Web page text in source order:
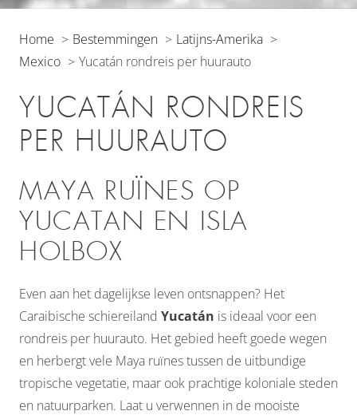
Home Bestemmingen
Latijns-Amerika
Mexico
Yucatán rondreis per huurauto
YUCATÁN RONDREIS
PER HUURAUTO
MAYA RUÏNES OP
YUCATAN EN ISLA
HOLBOX
Even aan het dagelijkse leven ontsnappen? Het
Caraibische schiereiland Yucatán is ideaal voor een
rondreis per huurauto. Het gebied heeft goede wegen
en herbergt vele Maya ruïnes tussen de uitbundige
tropische vegetatie, maar ook prachtige koloniale steden
en natuurparken. Laat u verwennen in de mooiste